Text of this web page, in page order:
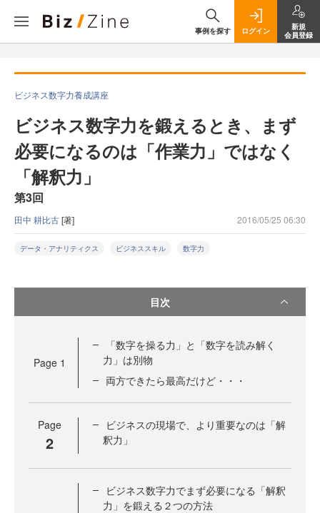
事例を探す ログイン
新規
会員登録
ビジネス数字力養成講座
ビジネス数字力を鍛えるとき、まず
必要になるのは「作業力」ではなく
「解釈力」
第3回
田中 耕比古[著] 2016/05/25 06:30
データ・アナリティクス ビジネススキル 数字力
目次
Page 1
「数字を操る力」と「数字を読み解く
力」は別物
両方できたら最高だけど・・・
Page
2
ビジネスの現場で、より重要なのは「解
釈力」
ビジネス数字力でまず必要になる「解釈
力」を鍛える２つの方法